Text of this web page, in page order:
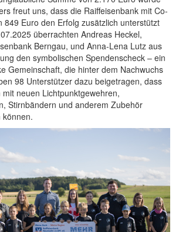
freut uns, dass die Raiffeisenbank mit Co-
849 Euro den Erfolg zusätzlich unterstützt
überrachten Andreas Heckel,
Berngau, und Anna-Lena Lutz aus
den symbolischen Spendenscheck – ein
Gemeinschaft, die hinter dem Nachwuchs
98 Unterstützer dazu beigetragen, dass
neuen Lichtpunktgewehren,
Stirnbändern und anderem Zubehör
können.